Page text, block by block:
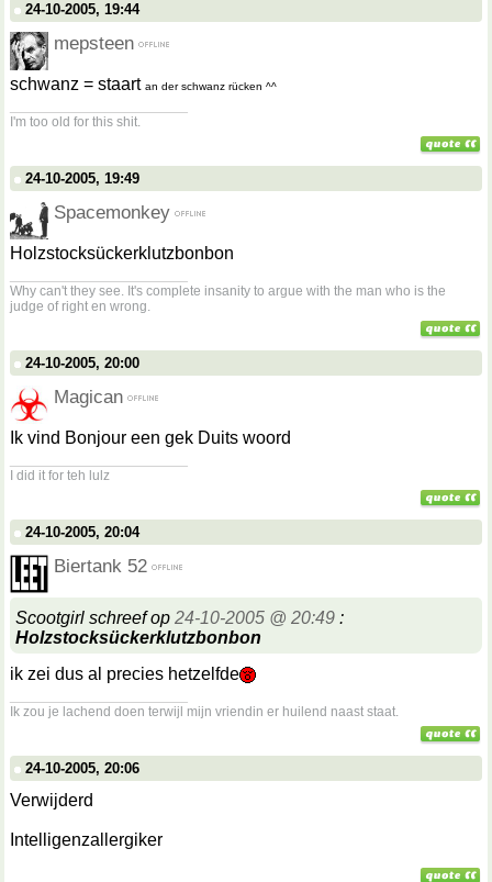
24-10-2005, 19:44
mepsteen
schwanz = staart an der schwanz rücken ^^
I'm too old for this shit.
24-10-2005, 19:49
Spacemonkey
Holzstocksückerklutzbonbon
Why can't they see. It's complete insanity to argue with the man who is the
judge of right en wrong.
24-10-2005, 20:00
Magican
Ik vind Bonjour een gek Duits woord
I did it for teh lulz
24-10-2005, 20:04
Biertank 52
Scootgirl schreef op 24-10-2005 @ 20:49 :
Holzstocksückerklutzbonbon
ik zei dus al precies hetzelfde
Ik zou je lachend doen terwijl mijn vriendin er huilend naast staat.
24-10-2005, 20:06
Verwijderd
Intelligenzallergiker